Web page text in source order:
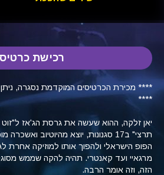
רכישת כרטיס
**** מכירת הכרטיסים המוקדמת נסגרה,
****
יאן זלקה, ההוא שעשה את גרסת הג'אז
תרצי" ב17 סגנונות, יוצא מהיוטיוב
הפופ הישראלי ולהפוך אותו למוזיקה
מרגאיי ועד קאנטרי. תהיה להקה שממש
הזה, וזה אומר הרבה.